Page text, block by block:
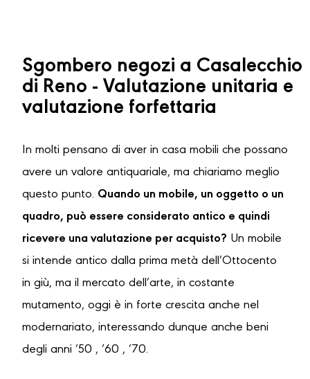
Sgombero negozi a Casalecchio
di Reno - Valutazione unitaria e
valutazione forfettaria
In molti pensano di aver in casa mobili che possano
avere un valore antiquariale, ma chiariamo meglio
questo punto. Quando un mobile, un oggetto o un
quadro, può essere considerato antico e quindi
ricevere una valutazione per acquisto? Un mobile
si intende antico dalla prima metà dell’Ottocento
in giù, ma il mercato dell’arte, in costante
mutamento, oggi è in forte crescita anche nel
modernariato, interessando dunque anche beni
degli anni ’50 , ’60 , ’70.